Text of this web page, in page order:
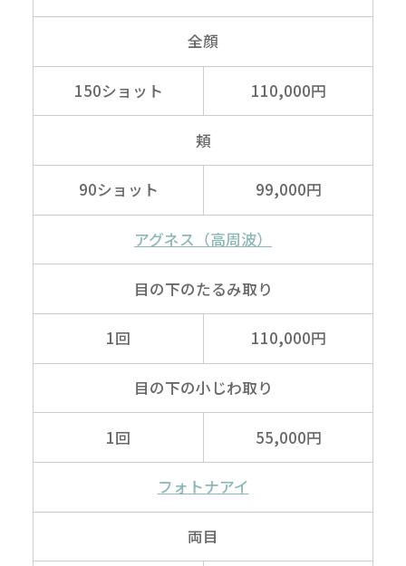
全顔
150ショット 110,000円
頬
90ショット 99,000円
アグネス （高周波）
目の下のたるみ取り
1回 110,000円
目の下の小じわ取り
1回 55,000円
フォトナアイ
両目